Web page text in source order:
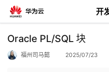
开
返
Oracle PL/SQL 块
福州司马懿 2025/07/23